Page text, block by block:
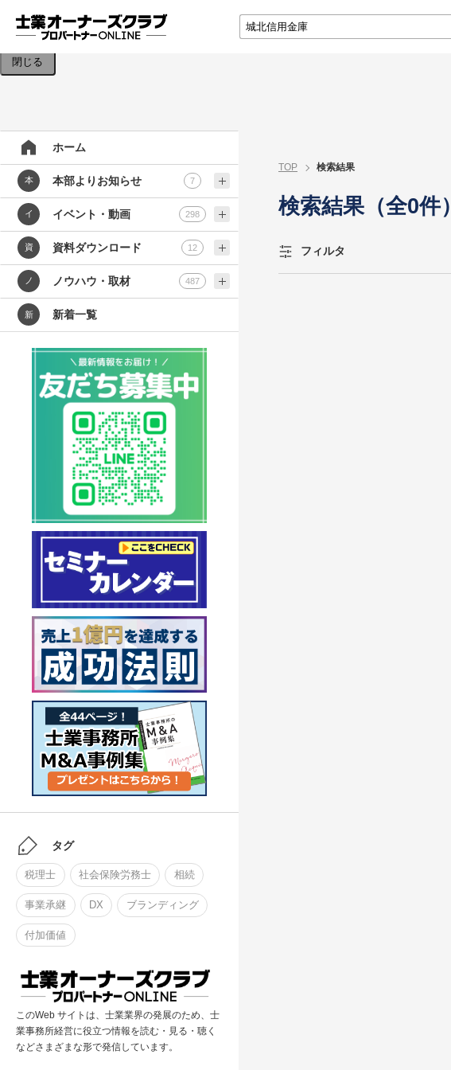
検索条件を入力してください。
閉じる
ホーム
本 本部よりお知らせ 7
イ イベント・動画 298
資 資料ダウンロード 12
ノ ノウハウ・取材 487
新 新着一覧
タグ
税理士 社会保険労務士 相続
事業承継 DX ブランディング
付加価値
このWeb サイトは、士業業界の発展のため、士
業事務所経営に役立つ情報を読む・見る・聴く
などさまざまな形で発信しています。
TOP 検索結果
検索結果（全0件）
フィルタ